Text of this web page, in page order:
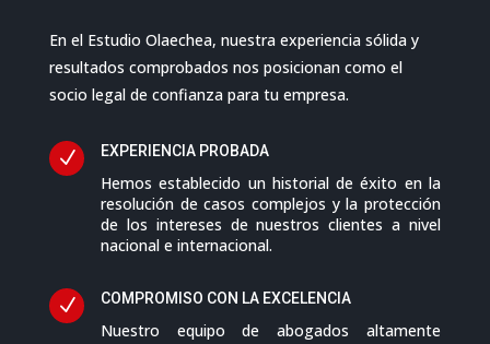
En el Estudio Olaechea, nuestra experiencia sólida y
resultados comprobados nos posicionan como el
socio legal de confianza para tu empresa.
N EXPERIENCIA PROBADA
Hemos establecido un historial de éxito en la
resolución de casos complejos y la protección
de los intereses de nuestros clientes a nivel
nacional e internacional.
N COMPROMISO CON LA EXCELENCIA
Nuestro equipo de abogados altamente